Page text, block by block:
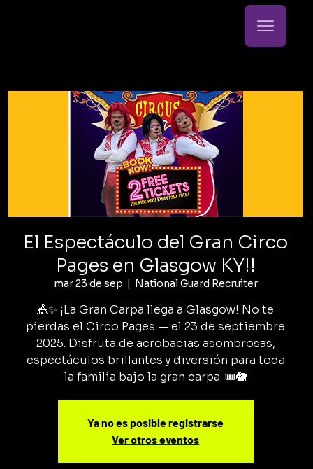
El Espectáculo del Gran Circo
Pages en Glasgow KY!!
mar 23 de sep
  |
National Guard Recruiter
🎪✨ ¡La Gran Carpa llega a Glasgow! No te
pierdas el Circo Pages — el 23 de septiembre
2025. Disfruta de acrobacias asombrosas,
espectáculos brillantes y diversión para toda
la familia bajo la gran carpa. 🎟️🐘
Ya no es posible registrarse
Ver otros eventos